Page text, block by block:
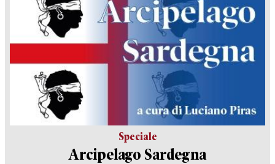
Speciale
Arcipelago Sardegna